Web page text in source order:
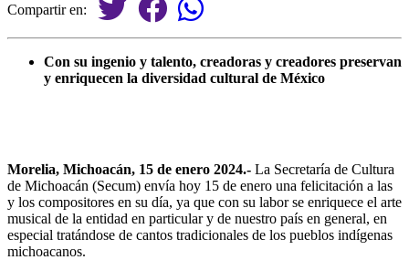
Compartir en:
Con su ingenio y talento, creadoras y creadores preservan
y enriquecen la diversidad cultural de México
Morelia, Michoacán, 15 de enero 2024.- La Secretaría de Cultura
de Michoacán (Secum) envía hoy 15 de enero una felicitación a las
y los compositores en su día, ya que con su labor se enriquece el arte
musical de la entidad en particular y de nuestro país en general, en
especial tratándose de cantos tradicionales de los pueblos indígenas
michoacanos.